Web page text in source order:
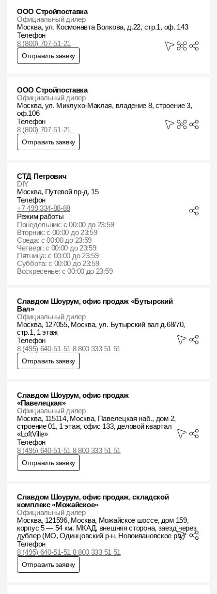
ООО Стройпоставка
Официальный дилер
Москва, ул. Космонавта Волкова, д.22, стр.1, оф. 143
Телефон
8 (800) 707-51-21
Отправить заявку
ООО Стройпоставка
Официальный дилер
Москва, ул. Миклухо-Маклая, владение 8, строение 3,
оф.106
Телефон
8 (800) 707-51-21
Отправить заявку
СТД Петрович
DIY
Москва, Путевой пр-д, 15
Телефон
+7 499 334-88-88
Режим работы
Понедельник: с 00:00 до 23:59
Вторник: с 00:00 до 23:59
Среда: с 00:00 до 23:59
Четверг: с 00:00 до 23:59
Пятница: с 00:00 до 23:59
Суббота: с 00:00 до 23:59
Воскресенье: с 00:00 до 23:59
Славдом Шоурум, офис продаж «Бутырский
Вал»
Официальный дилер
Москва, 127055, Москва, ул. Бутырский вал д.68/70,
стр.1, 1 этаж
Телефон
8 (495) 640-51-51 8 800 333 51 51
Отправить заявку
Славдом Шоурум, офис продаж
«Павелецкая»
Официальный дилер
Москва, 115114, Москва, Павелецкая наб., дом 2,
строение 01, 1 этаж, офис 133, деловой квартал
«LoftVille»
Телефон
8 (495) 640-51-51 8 800 333 51 51
Отправить заявку
Славдом Шоурум, офис продаж, складской
комплекс «Можайское»
Официальный дилер
Москва, 121596, Москва, Можайское шоссе, дом 159,
корпус 5 — 54 км. МКАД, внешняя сторона, заезд через
дублер (МО, Одинцовский р-н, Новоивановское рп.)
Телефон
8 (495) 640-51-51 8 800 333 51 51
Отправить заявку